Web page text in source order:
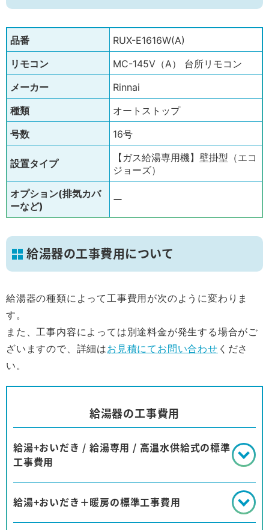
品番
RUX-E1616W(A)
リモコン
MC-145V（A） 台所リモコン
メーカー
Rinnai
種類
オートストップ
号数
16号
設置タイプ
【ガス給湯専用機】壁掛型（エコ
ジョーズ）
オプション(排気カバ
ーなど)
ー
給湯器の工事費用について
給湯器の種類によって工事費用が次のように変わりま
す。
また、工事内容によっては別途料金が発生する場合がご
ざいますので、詳細はお見積にてお問い合わせ くださ
い。
給湯器の工事費用
給湯+おいだき / 給湯専用 / 高温水供給式の標準
工事費用
給湯+おいだき＋暖房の標準工事費用